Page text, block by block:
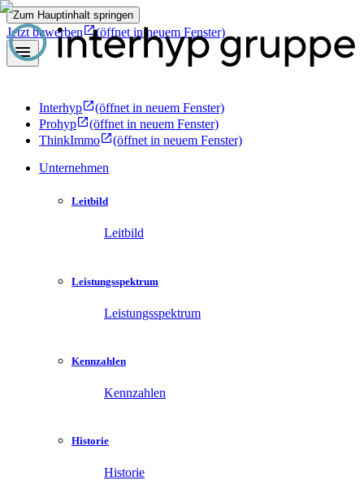
Zum Hauptinhalt springen
Jetzt bewerben (öffnet in neuem Fenster)
Interhyp
(öffnet in neuem Fenster)
Prohyp
(öffnet in neuem Fenster)
ThinkImmo
(öffnet in neuem Fenster)
Unternehmen
Leitbild
Leitbild
Leistungsspektrum
Leistungsspektrum
Kennzahlen
Kennzahlen
Historie
Historie